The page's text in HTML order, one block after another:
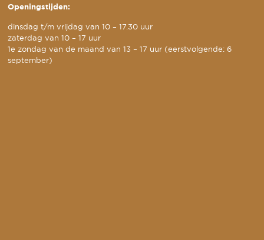
Openingstijden:
dinsdag t/m vrijdag van 10 – 17.30 uur
zaterdag van 10 – 17 uur
1e zondag van de maand van 13 – 17 uur (eerstvolgende: 6
september)